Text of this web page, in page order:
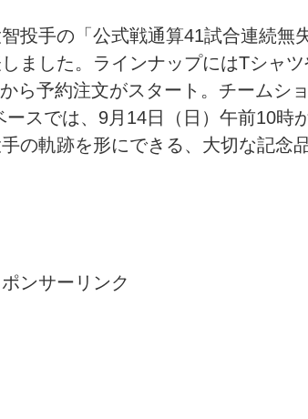
投手の「公式戦通算41試合連続無
ました。ラインナップにはTシャツ
ら予約注文がスタート。チームシ
スでは、9月14日（日）午前10時
の軌跡を形にできる、大切な記念
ポンサーリンク